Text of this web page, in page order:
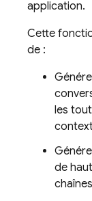
application.
Cette
de :
les
de